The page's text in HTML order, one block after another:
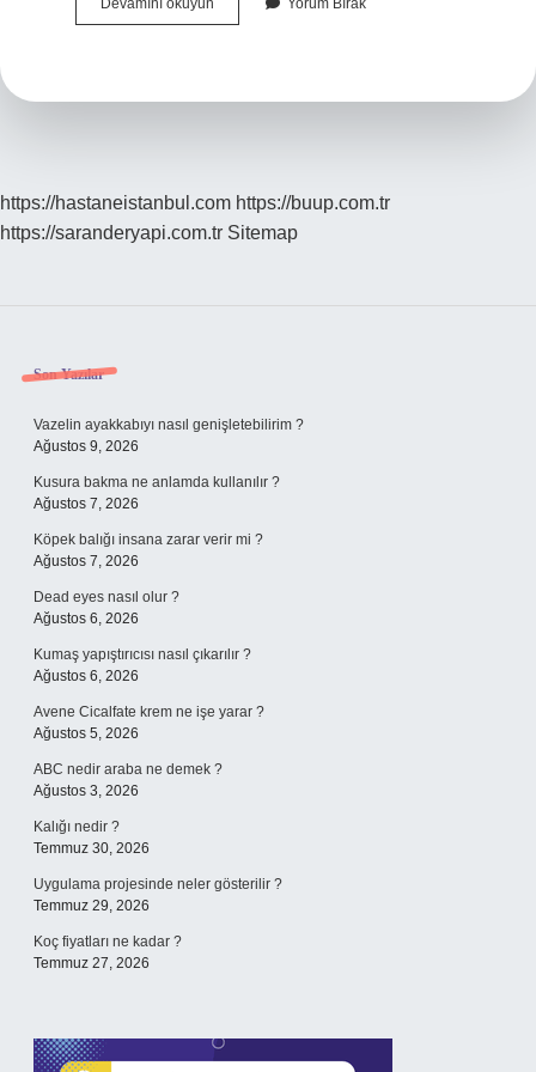
Devamını okuyun
kuşların
Yorum Bırak
https://hastaneistanbul.com https://buup.com.tr
https://saranderyapi.com.tr Sitemap
Sidebar
Son Yazılar
Vazelin ayakkabıyı nasıl genişletebilirim ?
Ağustos 9, 2026
Kusura bakma ne anlamda kullanılır ?
Ağustos 7, 2026
Köpek balığı insana zarar verir mi ?
Ağustos 7, 2026
Dead eyes nasıl olur ?
Ağustos 6, 2026
Kumaş yapıştırıcısı nasıl çıkarılır ?
Ağustos 6, 2026
Avene Cicalfate krem ne işe yarar ?
Ağustos 5, 2026
ABC nedir araba ne demek ?
Ağustos 3, 2026
Kalığı nedir ?
Temmuz 30, 2026
Uygulama projesinde neler gösterilir ?
Temmuz 29, 2026
Koç fiyatları ne kadar ?
Temmuz 27, 2026